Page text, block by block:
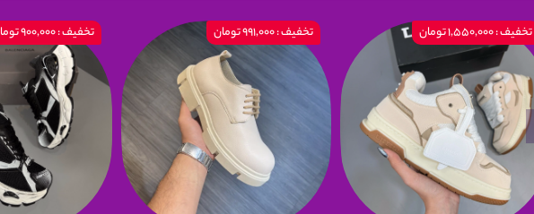
تخفیف : 1,550,000 تومان تخفیف : 991,000 تومان تخفیف : 900,000 تومان